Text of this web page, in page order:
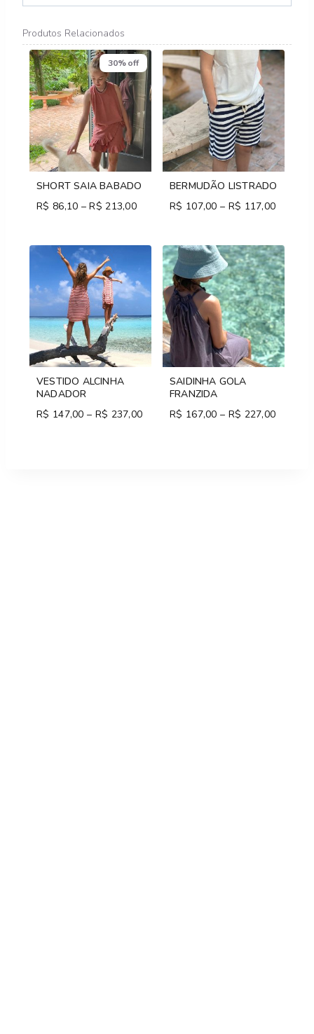
Produtos Relacionados
30% off
SHORT SAIA BABADO
R$ 86,10 – R$ 213,00
through
R$ 213,00
BERMUDÃO LISTRADO
R$ 107,00 – R$ 117,00
through
R$
VESTIDO ALCINHA
NADADOR
R$ 147,00 – R$ 237,00
SAIDINHA GOLA
FRANZIDA
R$ 167,00 – R$ 227,00